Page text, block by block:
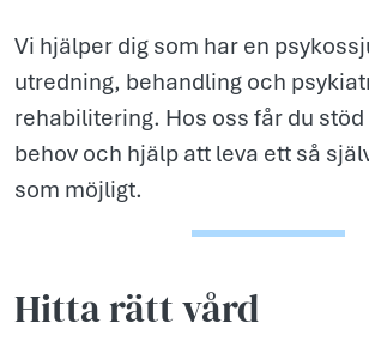
Vi hjälper dig som har en
utredning, behandling och
rehabilitering. Hos oss får du
behov och hjälp att leva ett så
som möjligt.
Hitta rätt vård